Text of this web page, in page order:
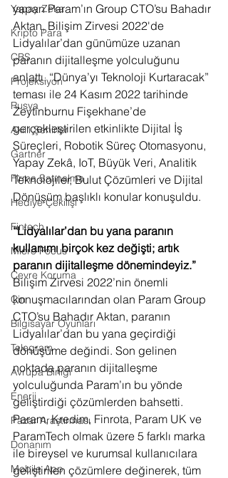
Yapay Zeka
Kripto Para
CBS
Projeksiyon
Rusya
Akıllı Şehirler
Gartner
Firma Satınalma
Hediye Çekilişi
Fintech
Micro Focus
Çevre Koruma
Çin
Bilgisayar Oyunları
Telegram
Avrupa Birliği
Enerji
Pazar Araştırması
Donanım
Mobile App
yapan Param’ın Group CTO’su Bahadır
Aktan, Bilişim Zirvesi 2022'de
Lidyalılar’dan günümüze uzanan
paranın dijitalleşme yolculuğunu
anlattı. “Dünya’yı Teknoloji Kurtaracak”
teması ile 24 Kasım 2022 tarihinde
Zeytinburnu Fişekhane’de
gerçekleştirilen etkinlikte Dijital İş
Süreçleri, Robotik Süreç Otomasyonu,
Yapay Zekâ, IoT, Büyük Veri, Analitik
Teknolojiler, Bulut Çözümleri ve Dijital
Dönüşüm başlıklı konular konuşuldu.
“Lidyalılar’dan bu yana paranın
kullanımı birçok kez değişti; artık
paranın dijitalleşme dönemindeyiz.”
Bilişim Zirvesi 2022’nin önemli
konuşmacılarından olan Param Group
CTO’su Bahadır Aktan, paranın
Lidyalılar’dan bu yana geçirdiği
dönüşüme değindi. Son gelinen
noktada paranın dijitalleşme
yolculuğunda Param’ın bu yönde
geliştirdiği çözümlerden bahsetti.
Param, Kredim, Finrota, Param UK ve
ParamTech olmak üzere 5 farklı marka
ile bireysel ve kurumsal kullanıcılara
geliştirilen çözümlere değinerek, tüm